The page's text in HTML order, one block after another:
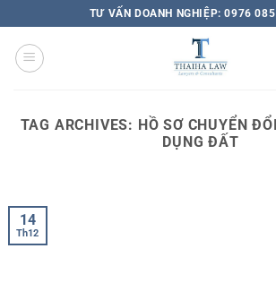
TƯ VẤN DOANH NGHIỆP: 0976
TAG ARCHIVES: HỒ SƠ CHUYỂN
DỤNG ĐẤT
14
Th12